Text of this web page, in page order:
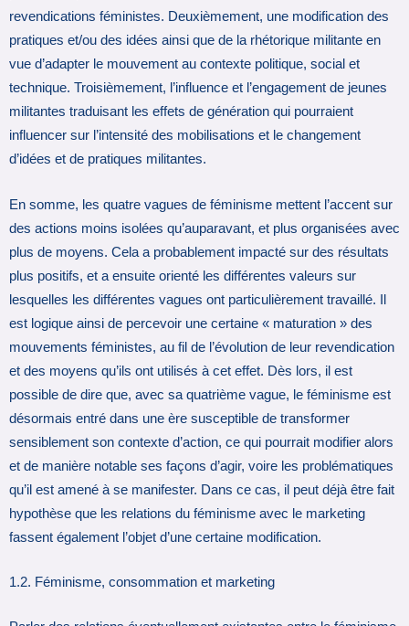
revendications féministes. Deuxièmement, une modification des
pratiques et/ou des idées ainsi que de la rhétorique militante en
vue d’adapter le mouvement au contexte politique, social et
technique. Troisièmement, l’influence et l’engagement de jeunes
militantes traduisant les effets de génération qui pourraient
influencer sur l’intensité des mobilisations et le changement
d’idées et de pratiques militantes.
En somme, les quatre vagues de féminisme mettent l’accent sur
des actions moins isolées qu’auparavant, et plus organisées avec
plus de moyens. Cela a probablement impacté sur des résultats
plus positifs, et a ensuite orienté les différentes valeurs sur
lesquelles les différentes vagues ont particulièrement travaillé. Il
est logique ainsi de percevoir une certaine « maturation » des
mouvements féministes, au fil de l’évolution de leur revendication
et des moyens qu’ils ont utilisés à cet effet. Dès lors, il est
possible de dire que, avec sa quatrième vague, le féminisme est
désormais entré dans une ère susceptible de transformer
sensiblement son contexte d’action, ce qui pourrait modifier alors
et de manière notable ses façons d’agir, voire les problématiques
qu’il est amené à se manifester. Dans ce cas, il peut déjà être fait
hypothèse que les relations du féminisme avec le marketing
fassent également l’objet d’une certaine modification.
1.2. Féminisme, consommation et marketing